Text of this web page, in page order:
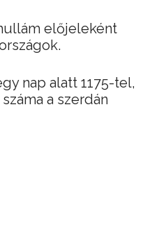
előjeleként
nap alatt 1175-tel,
a szerdán